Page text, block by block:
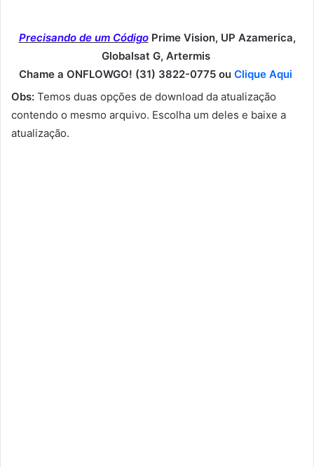
Precisando de um Código Prime Vision, UP Azamerica,
Globalsat G, Artermis
Chame a ONFLOWGO! (31) 3822-0775 ou Clique Aqui
Obs: Temos duas opções de download da atualização
contendo o mesmo arquivo. Escolha um deles e baixe a
atualização.